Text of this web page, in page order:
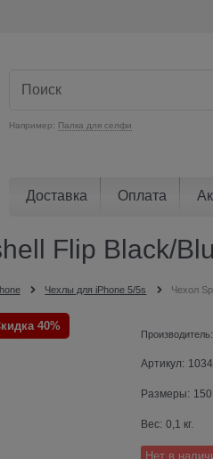
Например: Палка для селфи
Доставка Оплата
Flip Black/
Чехлы для iPhone 5/5s Чехол
40%
Производитель:
Артикул: 1034
Размеры:
Вес: 0,1 кг.
Нет в